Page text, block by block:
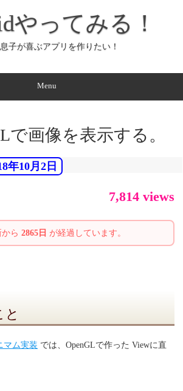
やってみる！
子が喜ぶアプリを作りたい！
Menu
で画像を表示する。
年10月2日
7,814 views
ら 2865日 が経過しています。
と
マム実装 では、OpenGLで作った Viewに直